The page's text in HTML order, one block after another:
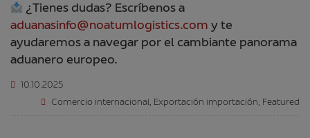
¿Tienes dudas? Escríbenos a
aduanasinfo@noatumlogistics.com y te
ayudaremos a navegar por el cambiante panorama
aduanero europeo.
10.10.2025
Comercio internacional, Exportación importación, Featured